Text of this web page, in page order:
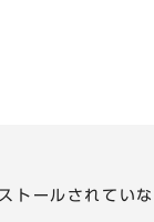
ールされてい